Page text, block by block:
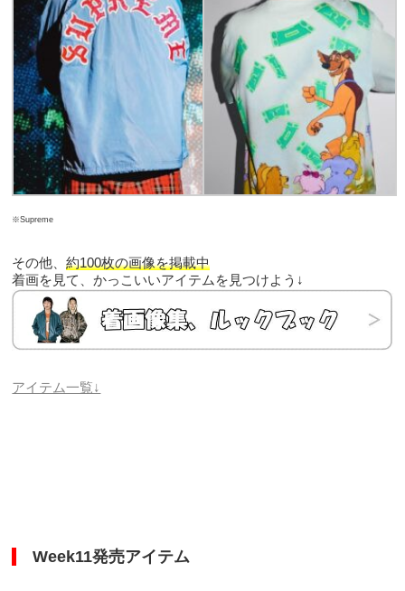
※Supreme
その他、約100枚の画像を掲載中
着画を見て、かっこいいアイテムを見つけよう↓
アイテム一覧↓
Week11発売アイテム